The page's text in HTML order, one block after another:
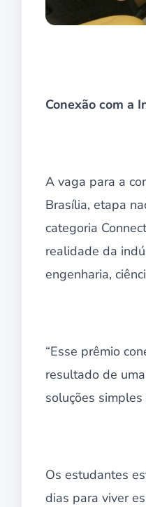
Conexão com a
A vaga para a
Brasília, etapa
categoria
realidade da
engenharia,
“Esse prêmio
resultado de
soluções
Os estudantes
dias para viver